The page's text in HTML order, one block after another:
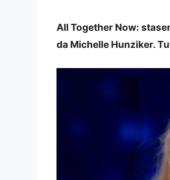
All Together Now:
da Michelle Hunziker.